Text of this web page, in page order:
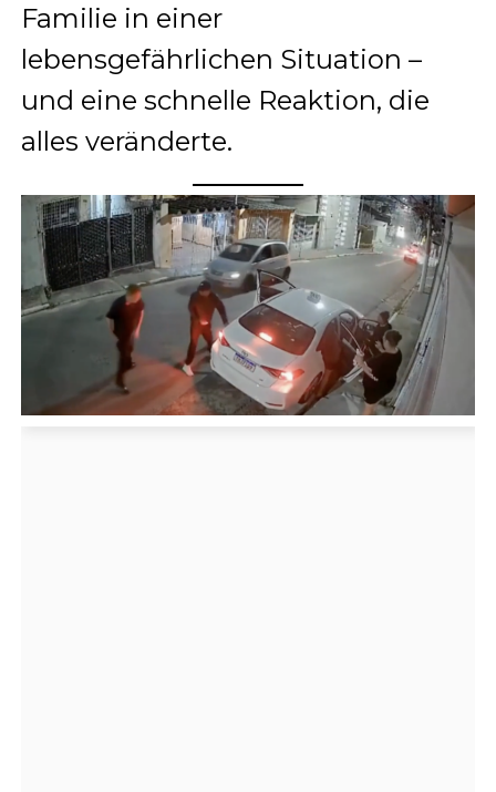
Familie in einer
lebensgefährlichen Situation –
und eine schnelle Reaktion, die
alles veränderte.